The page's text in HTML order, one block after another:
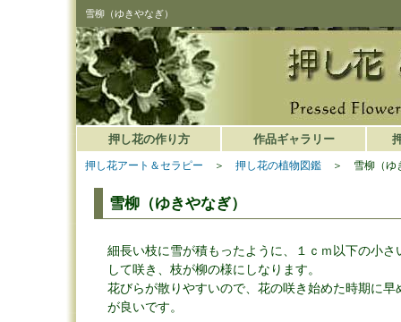
雪柳（ゆきやなぎ）
押し花アート＆セラピー ＞ 押し花の植物図鑑 ＞ 雪柳（ゆ
雪柳（ゆきやなぎ）
細長い枝に雪が積もったように、１ｃｍ以下の小さ
して咲き、枝が柳の様にしなります。
花びらが散りやすいので、花の咲き始めた時期に早
が良いです。
押し花の作り方 作品ギャラリー